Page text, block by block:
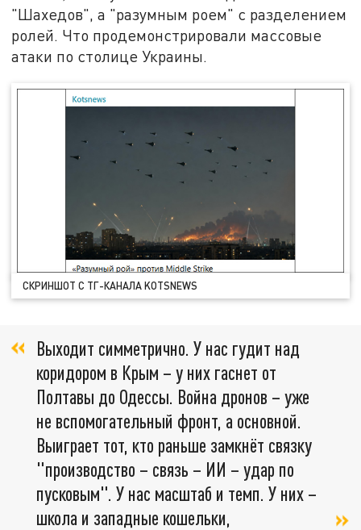
"Шахедов", а "разумным роем" с разделением
ролей. Что продемонстрировали массовые
атаки по столице Украины.
СКРИНШОТ С ТГ-КАНАЛА KOTSNEWS
Выходит симметрично. У нас гудит над
коридором в Крым – у них гаснет от
Полтавы до Одессы. Война дронов – уже
не вспомогательный фронт, а основной.
Выиграет тот, кто раньше замкнёт связку
"производство – связь – ИИ – удар по
пусковым". У нас масштаб и темп. У них –
школа и западные кошельки,